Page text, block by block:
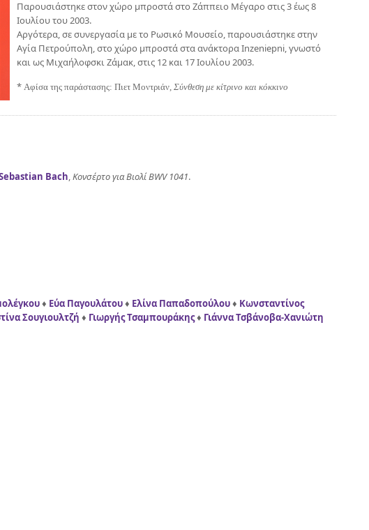
Παρουσιάστηκε στον χώρο μπροστά στο Ζάππειο Μέγαρο στις 3 έως 8
Ιουλίου του 2003.
Αργότερα, σε συνεργασία με το Ρωσικό Μουσείο, παρουσιάστηκε στην
Αγία Πετρούπολη, στο χώρο μπροστά στα ανάκτορα Inzeniepni, γνωστό
και ως Μιχαήλοφσκι Ζάμακ, στις 12 και 17 Ιουλίου 2003.
* Αφίσα της παράστασης: Πιετ Μοντριάν, Σύνθεση με κίτρινο και κόκκινο
Bach,Κονσέρτο για Βιολί BWV 1041.
♦ Εύα Παγουλάτου♦ Ελίνα Παπαδοπούλου♦ Κωνσταντίνος
Σουγιουλτζή ♦ Γιωργής Τσαμπουράκης♦ Γιάννα Τσβάνοβα-Χανιώτη